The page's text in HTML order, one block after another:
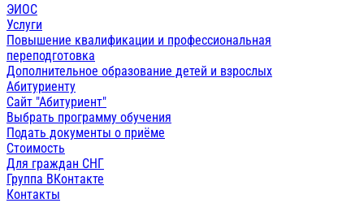
ЭИОС
Услуги
Повышение квалификации и профессиональная
переподготовка
Дополнительное образование детей и взрослых
Абитуриенту
Сайт "Абитуриент"
Выбрать программу обучения
Подать документы о приёме
Стоимость
Для граждан СНГ
Группа ВКонтакте
Контакты